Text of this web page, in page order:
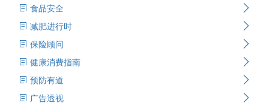
食品安全
减肥进行时
保险顾问
健康消费指南
预防有道
广告透视